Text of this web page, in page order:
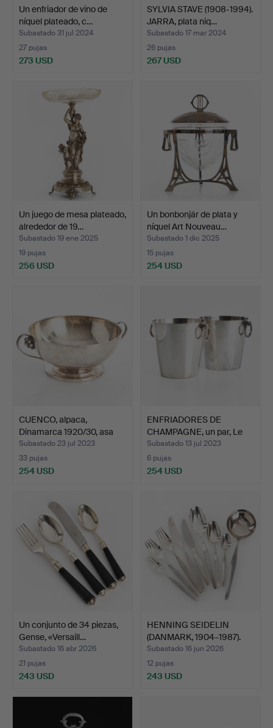
Un enfriador de vino de
níquel plateado, c…
Subastado 31 jul 2024
27 pujas
273 USD
SYLVIA STAVE (1908-1994).
JARRA, plata niq…
Subastado 17 mar 2024
26 pujas
267 USD
Un juego de mesa plateado,
alrededor de 19…
Subastado 19 ene 2025
19 pujas
256 USD
Un bonbonjär de plata y
níquel Art Nouveau…
Subastado 1 dic 2025
15 pujas
254 USD
CUENCO, alpaca,
Dinamarca 1920/30, asa
con…
Subastado 23 jul 2023
33 pujas
254 USD
ENFRIADORES DE
CHAMPAGNE, un par, Le
Chard…
Subastado 13 jul 2023
6 pujas
254 USD
Un conjunto de 34 piezas,
Gense, «Versaill…
Subastado 16 abr 2026
21 pujas
243 USD
HENNING SEIDELIN
(DANMARK, 1904–1987).
Cub…
Subastado 16 jun 2026
12 pujas
243 USD